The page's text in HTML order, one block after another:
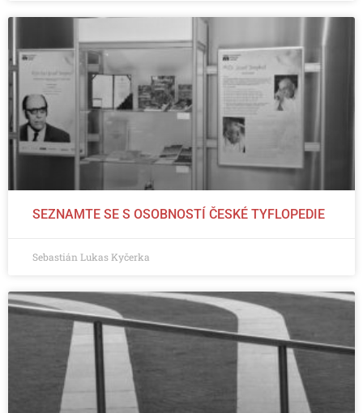
SEZNAMTE SE S OSOBNOSTÍ ČESKÉ TYFLOPEDIE
Sebastián Lukas Kyčerka